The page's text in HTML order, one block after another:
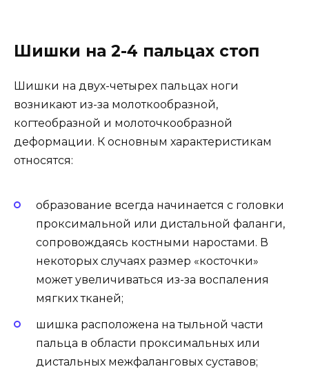
Шишки на 2-4 пальцах стоп
Шишки на двух-четырех пальцах ноги
возникают из-за молоткообразной,
когтеобразной и молоточкообразной
деформации. К основным характеристикам
относятся:
образование всегда начинается с головки
проксимальной или дистальной фаланги,
сопровождаясь костными наростами. В
некоторых случаях размер «косточки»
может увеличиваться из-за воспаления
мягких тканей;
шишка расположена на тыльной части
пальца в области проксимальных или
дистальных межфаланговых суставов;